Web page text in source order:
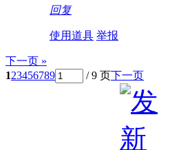
回复
使用道具 举报
下一页 »
123456789 / 9 页下一页